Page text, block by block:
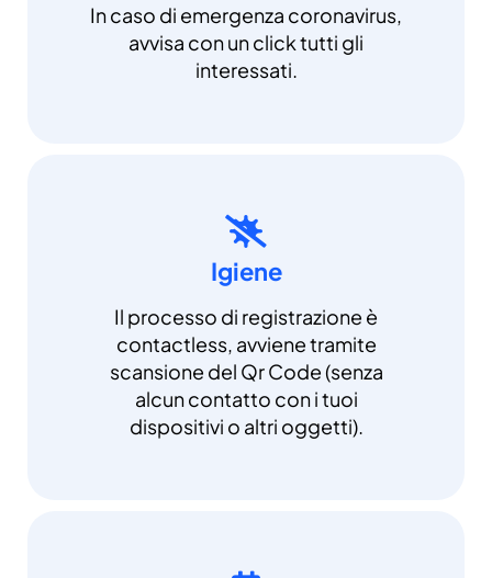
In caso di emergenza coronavirus,
avvisa con un click tutti gli
interessati.
Igiene
Il processo di registrazione è
contactless, avviene tramite
scansione del Qr Code (senza
alcun contatto con i tuoi
dispositivi o altri oggetti).